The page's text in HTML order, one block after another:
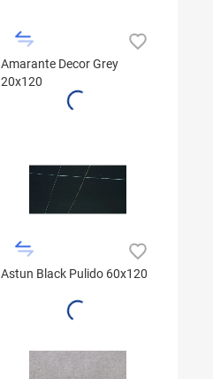
Amarante Decor Grey
20x120
Astun Black Pulido 60x120